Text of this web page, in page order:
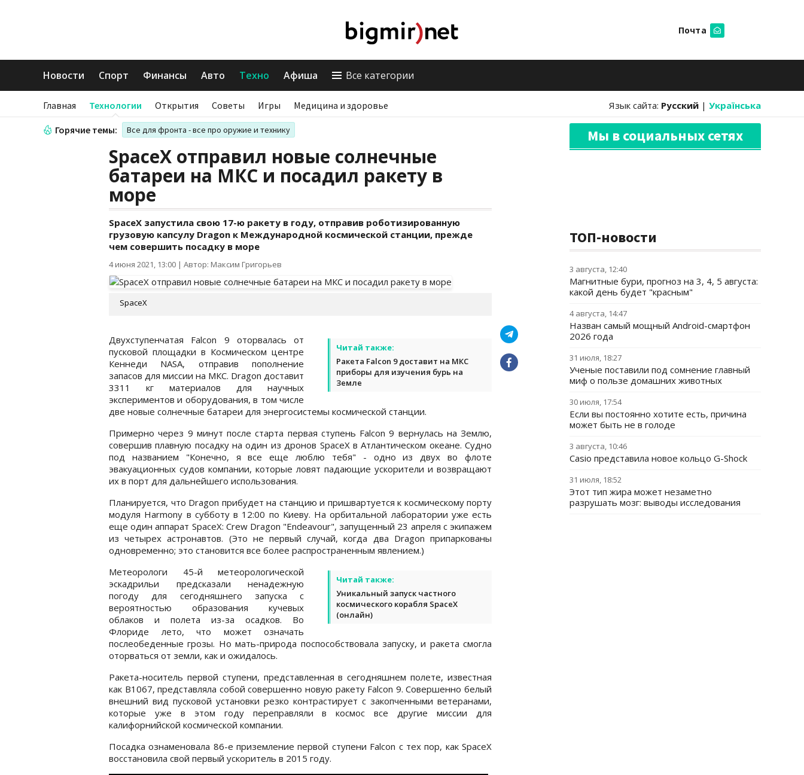
Почта
Новости Спорт Финансы Авто Техно Афиша Все категории
Главная Технологии Открытия Советы Игры Медицина и здоровье Язык сайта: Русский | Українська
Горячие темы: Все для фронта - все про оружие и технику
SpaceX отправил новые солнечные
батареи на МКС и посадил ракету в
море
SpaceX запустила свою 17-ю ракету в году, отправив роботизированную
грузовую капсулу Dragon к Международной космической станции, прежде
чем совершить посадку в море
4 июня 2021, 13:00 | Автор: Максим Григорьев
SpaceX
Читай также:
Ракета Falcon 9 доставит на МКС
приборы для изучения бурь на
Земле
Двухступенчатая Falcon 9 оторвалась от
пусковой площадки в Космическом центре
Кеннеди NASA, отправив пополнение
запасов для миссии на МКС. Dragon доставит
3311 кг материалов для научных
экспериментов и оборудования, в том числе
две новые солнечные батареи для энергосистемы космической станции.
Примерно через 9 минут после старта первая ступень Falcon 9 вернулась на Землю,
совершив плавную посадку на один из дронов SpaceX в Атлантическом океане. Судно
под названием "Конечно, я все еще люблю тебя" - одно из двух во флоте
эвакуационных судов компании, которые ловят падающие ускорители и возвращают
их в порт для дальнейшего использования.
Планируется, что Dragon прибудет на станцию ​​и пришвартуется к космическому порту
модуля Harmony в субботу в 12:00 по Киеву. На орбитальной лаборатории уже есть
еще один аппарат SpaceX: Crew Dragon "Endeavour", запущенный 23 апреля с экипажем
из четырех астронавтов. (Это не первый случай, когда два Dragon припаркованы
одновременно; это становится все более распространенным явлением.)
Читай также:
Уникальный запуск частного
космического корабля SpaceX
(онлайн)
Метеорологи 45-й метеорологической
эскадрильи предсказали ненадежную
погоду для сегодняшнего запуска с
вероятностью образования кучевых
облаков и полета из-за осадков. Во
Флориде лето, что может означать
послеобеденные грозы. Но мать-природа поспособствовала запуску, и ракета смогла
оторваться от земли, как и ожидалось.
Ракета-носитель первой ступени, представленная в сегодняшнем полете, известная
как B1067, представляла собой совершенно новую ракету Falcon 9. Совершенно белый
внешний вид пусковой установки резко контрастирует с закопченными ветеранами,
которые уже в этом году переправляли в космос все другие миссии для
калифорнийской космической компании.
Посадка ознаменовала 86-е приземление первой ступени Falcon с тех пор, как SpaceX
восстановила свой первый ускоритель в 2015 году.
Мы в социальных сетях
ТОП-новости
3 августа, 12:40
Магнитные бури, прогноз на 3, 4, 5 августа:
какой день будет "красным"
4 августа, 14:47
Назван самый мощный Android-смартфон
2026 года
31 июля, 18:27
Ученые поставили под сомнение главный
миф о пользе домашних животных
30 июля, 17:54
Если вы постоянно хотите есть, причина
может быть не в голоде
3 августа, 10:46
Casio представила новое кольцо G-Shock
31 июля, 18:52
Этот тип жира может незаметно
разрушать мозг: выводы исследования